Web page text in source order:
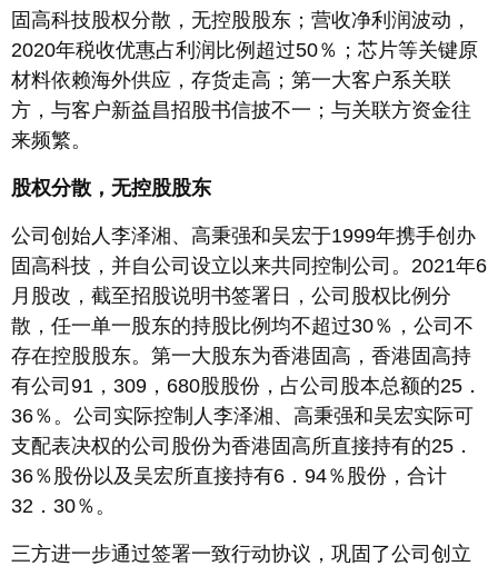
固高科技股权分散，无控股股东；营收净利润波动，
2020年税收优惠占利润比例超过50％；芯片等关键原
材料依赖海外供应，存货走高；第一大客户系关联
方，与客户新益昌招股书信披不一；与关联方资金往
来频繁。
股权分散，无控股股东
公司创始人李泽湘、高秉强和吴宏于1999年携手创办
固高科技，并自公司设立以来共同控制公司。2021年6
月股改，截至招股说明书签署日，公司股权比例分
散，任一单一股东的持股比例均不超过30％，公司不
存在控股股东。第一大股东为香港固高，香港固高持
有公司91，309，680股股份，占公司股本总额的25．
36％。公司实际控制人李泽湘、高秉强和吴宏实际可
支配表决权的公司股份为香港固高所直接持有的25．
36％股份以及吴宏所直接持有6．94％股份，合计
32．30％。
三方进一步通过签署一致行动协议，巩固了公司创立